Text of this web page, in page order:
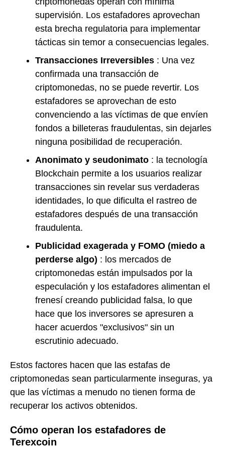
supervisión. Los estafadores aprovechan
esta brecha regulatoria para implementar
tácticas sin temor a consecuencias legales.
Transacciones Irreversibles : Una vez
confirmada una transacción de
criptomonedas, no se puede revertir. Los
estafadores se aprovechan de esto
convenciendo a las víctimas de que envíen
fondos a billeteras fraudulentas, sin dejarles
ninguna posibilidad de recuperación.
Anonimato y seudonimato : la tecnología
Blockchain permite a los usuarios realizar
transacciones sin revelar sus verdaderas
identidades, lo que dificulta el rastreo de
estafadores después de una transacción
fraudulenta.
Publicidad exagerada y FOMO (miedo a
perderse algo) : los mercados de
criptomonedas están impulsados por la
especulación y los estafadores alimentan el
frenesí creando publicidad falsa, lo que
hace que los inversores se apresuren a
hacer acuerdos "exclusivos" sin un
escrutinio adecuado.
Estos factores hacen que las estafas de
criptomonedas sean particularmente inseguras, ya
que las víctimas a menudo no tienen forma de
recuperar los activos obtenidos.
Cómo operan los estafadores de
Terexcoin